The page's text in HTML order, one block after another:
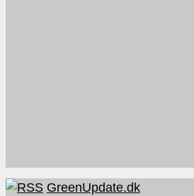
GreenUpdate.dk